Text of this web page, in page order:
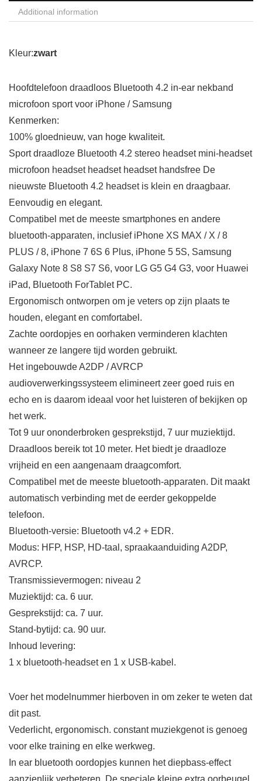
Additional information
Kleur:zwart
Hoofdtelefoon draadloos Bluetooth 4.2 in-ear nekband
microfoon sport voor iPhone / Samsung
Kenmerken:
100% gloednieuw, van hoge kwaliteit.
Sport draadloze Bluetooth 4.2 stereo headset mini-headset
microfoon headset headset headset handsfree De
nieuwste Bluetooth 4.2 headset is klein en draagbaar.
Eenvoudig en elegant.
Compatibel met de meeste smartphones en andere
bluetooth-apparaten, inclusief iPhone XS MAX / X / 8
PLUS / 8, iPhone 7 6S 6 Plus, iPhone 5 5S, Samsung
Galaxy Note 8 S8 S7 S6, voor LG G5 G4 G3, voor Huawei
iPad, Bluetooth ForTablet PC.
Ergonomisch ontworpen om je veters op zijn plaats te
houden, elegant en comfortabel.
Zachte oordopjes en oorhaken verminderen klachten
wanneer ze langere tijd worden gebruikt.
Het ingebouwde A2DP / AVRCP
audioverwerkingssysteem elimineert zeer goed ruis en
echo en is daarom ideaal voor het luisteren of bekijken op
het werk.
Tot 9 uur ononderbroken gesprekstijd, 7 uur muziektijd.
Draadloos bereik tot 10 meter. Het biedt je draadloze
vrijheid en een aangenaam draagcomfort.
Compatibel met de meeste bluetooth-apparaten. Dit maakt
automatisch verbinding met de eerder gekoppelde
telefoon.
Bluetooth-versie: Bluetooth v4.2 + EDR.
Modus: HFP, HSP, HD-taal, spraakaanduiding A2DP,
AVRCP.
Transmissievermogen: niveau 2
Muziektijd: ca. 6 uur.
Gesprekstijd: ca. 7 uur.
Stand-bytijd: ca. 90 uur.
Inhoud levering:
1 x bluetooth-headset en 1 x USB-kabel.
Voer het modelnummer hierboven in om zeker te weten dat
dit past.
Vederlicht, ergonomisch. constant muziekgenot is genoeg
voor elke training en elke werkweg.
In ear bluetooth oordopjes kunnen het diepbass-effect